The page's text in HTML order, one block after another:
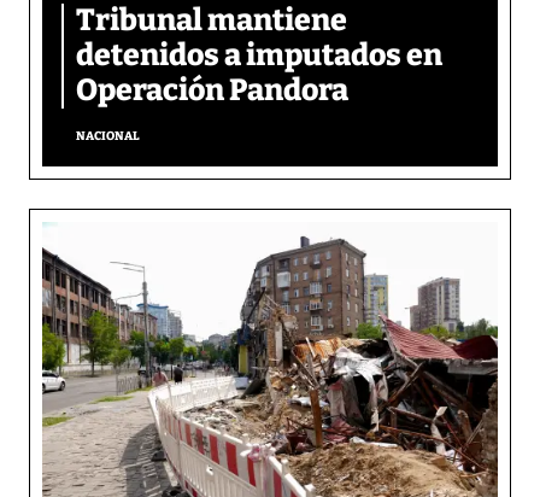
Tribunal mantiene
detenidos a imputados en
Operación Pandora
NACIONAL